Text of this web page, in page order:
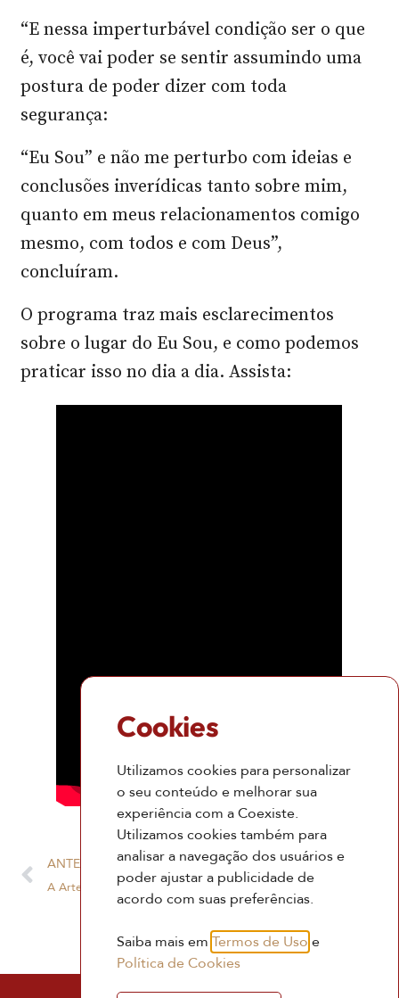
“E nessa imperturbável condição ser o que
é, você vai poder se sentir assumindo uma
postura de poder dizer com toda
segurança:
“Eu Sou” e não me perturbo com ideias e
conclusões inverídicas tanto sobre mim,
quanto em meus relacionamentos comigo
mesmo, com todos e com Deus”,
concluíram.
O programa traz mais esclarecimentos
sobre o lugar do Eu Sou, e como podemos
praticar isso no dia a dia. Assista:
ANTERIOR
A Arte de Perguntar
PRÓXIMO
Cookies
Utilizamos cookies para personalizar
o seu conteúdo e melhorar sua
experiência com a Coexiste.
Utilizamos cookies também para
analisar a navegação dos usuários e
poder ajustar a publicidade de
acordo com suas preferências.
Saiba mais em Termos de Uso e
Política de Cookies